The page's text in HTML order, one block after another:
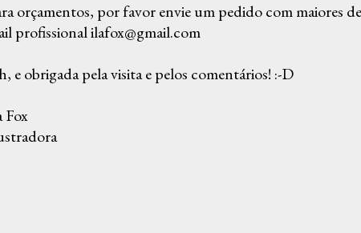
orçamentos, por favor envie um pedido com maiores
profissional ilafox@gmail.com
e obrigada pela visita e pelos comentários! :-D
Fox